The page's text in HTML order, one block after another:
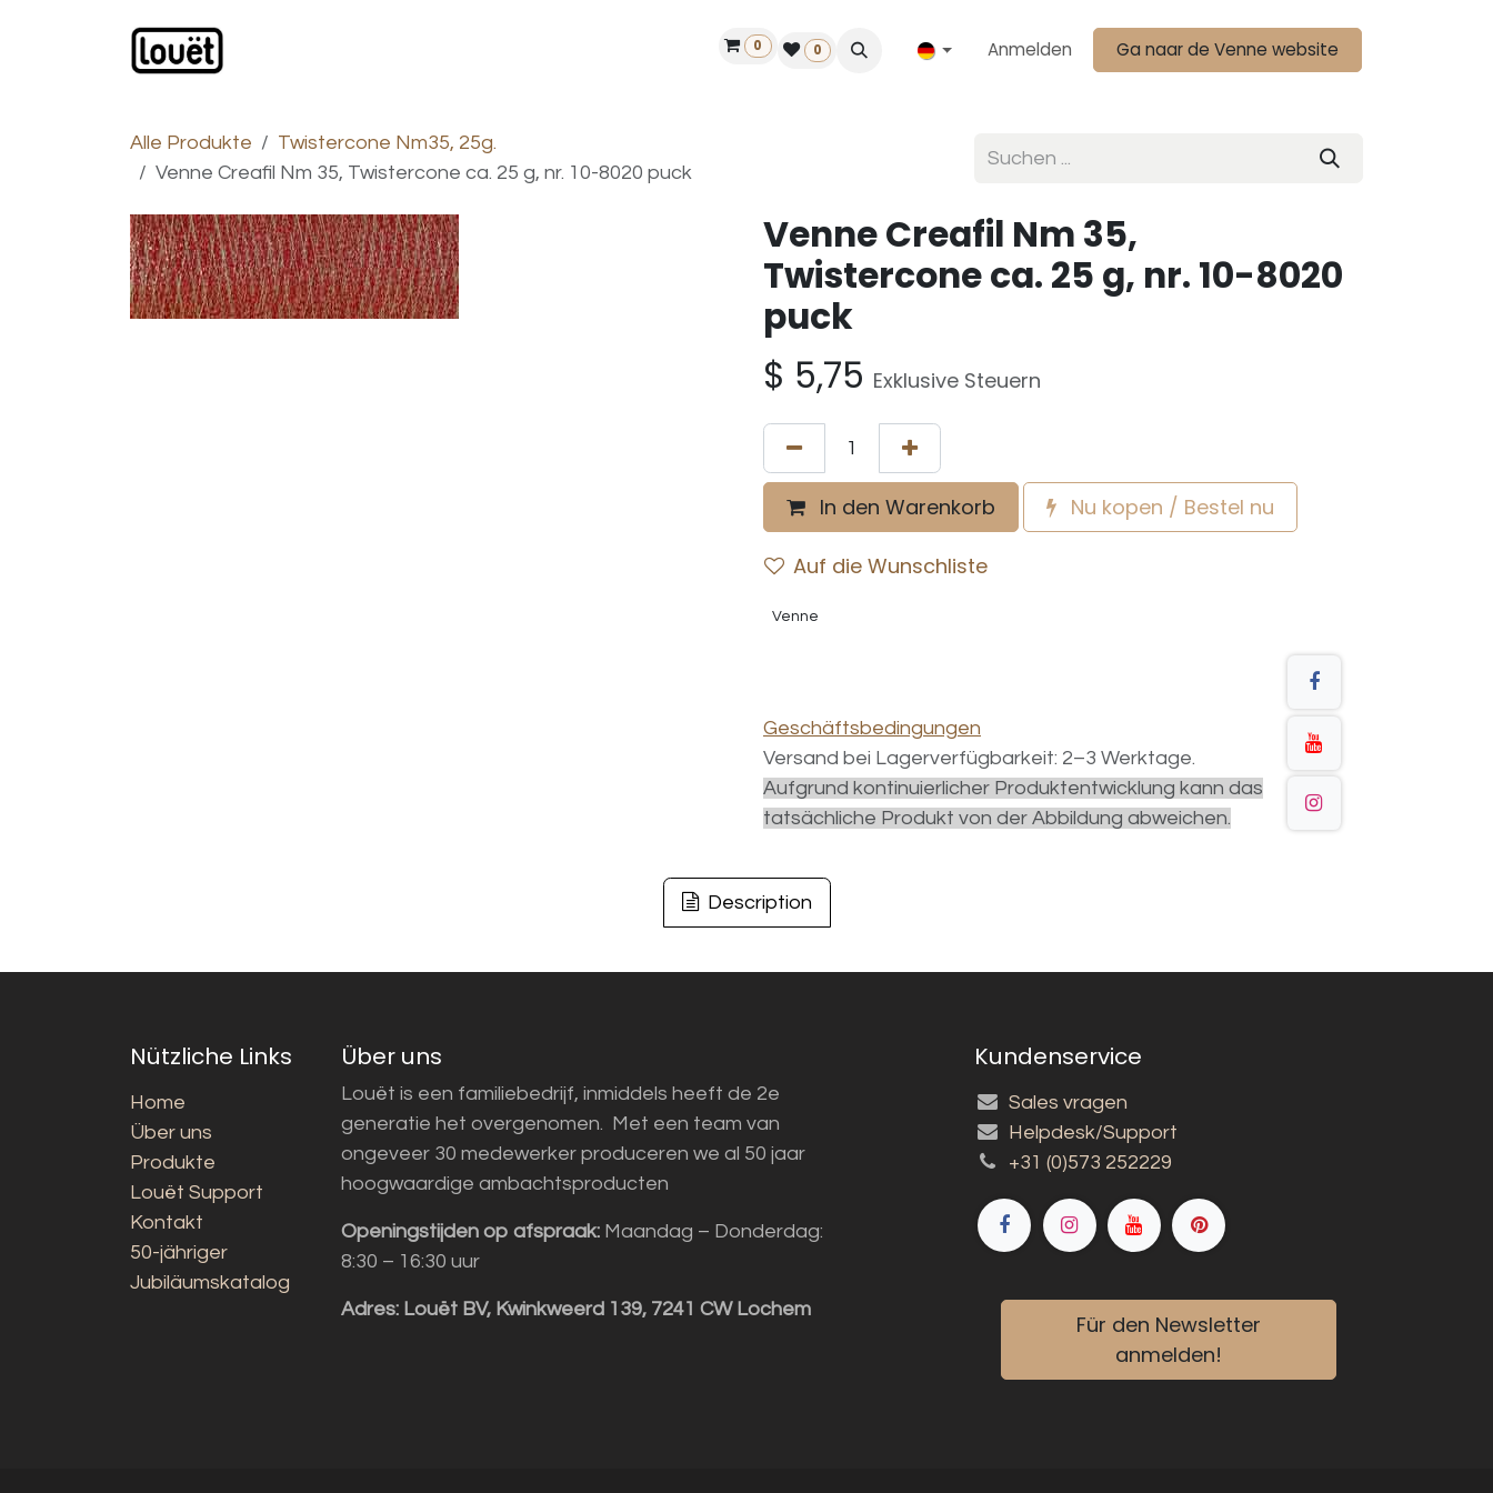
Finde einen Händler
0 0 Anmelden Ga naar de Venne website
Alle Produkte
Twistercone Nm35, 25g.
Venne Creafil Nm 35, Twistercone ca. 25 g, nr. 10-8020 puck
Venne Creafil Nm 35,
Twistercone ca. 25 g, nr. 10-8020
puck
$ 5,75 Exklusive Steuern
In den Warenkorb Nu kopen / Bestel nu
Auf die Wunschliste
Venne
Geschäftsbedingungen
Versand bei Lagerverfügbarkeit: 2–3 Werktage.
Aufgrund kontinuierlicher Produktentwicklung kann das
tatsächliche Produkt von der Abbildung abweichen.
Description
Nützliche Links
Home
Über uns
Produkte
Louët Support
Kontakt
50-jähriger
Jubiläumskatalog
Über uns
Louët is een familiebedrijf, inmiddels heeft de 2e
generatie het overgenomen. Met een team van
ongeveer 30 medewerker produceren we al 50 jaar
hoogwaardige ambachtsproducten
Openingstijden op afspraak: Maandag – Donderdag:
8:30 – 16:30 uur
Adres: Louët BV, Kwinkweerd 139, 7241 CW Lochem
Kundenservice
Sales vragen
Helpdesk/Support
+31 (0)573 252229
Für den Newsletter
anmelden!